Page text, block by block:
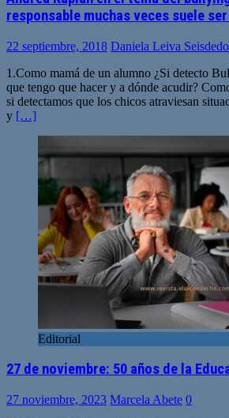
responsable muchas veces suele
22 septiembre, 2018 Daniela Leiva
1.Como mamá de un alumno ¿Si detecto
que tengo que hacer y a dónde acudir?
si detectamos que los chicos atraviesan
y […]
Editorial
27 de noviembre: 50 años de la
27 noviembre, 2023 Marcela Abete 0